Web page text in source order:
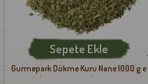
Gurmepark Dökme Kuru Nane 1000 g e
Sepete Ekle